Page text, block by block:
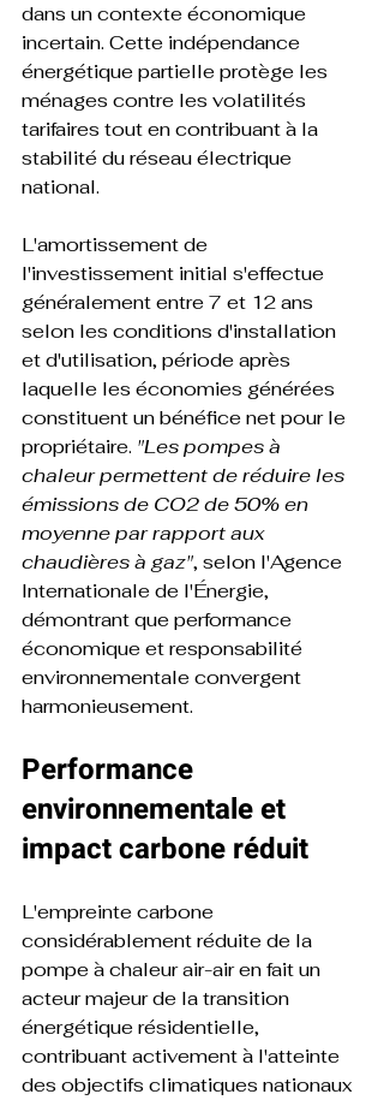
dans un contexte économique
incertain. Cette indépendance
énergétique partielle protège les
ménages contre les volatilités
tarifaires tout en contribuant à la
stabilité du réseau électrique
national.
L'amortissement de
l'investissement initial s'effectue
généralement entre 7 et 12 ans
selon les conditions d'installation
et d'utilisation, période après
laquelle les économies générées
constituent un bénéfice net pour le
propriétaire. "Les pompes à
chaleur permettent de réduire les
émissions de CO2 de 50% en
moyenne par rapport aux
chaudières à gaz", selon l'Agence
Internationale de l'Énergie,
démontrant que performance
économique et responsabilité
environnementale convergent
harmonieusement.
Performance
environnementale et
impact carbone réduit
L'empreinte carbone
considérablement réduite de la
pompe à chaleur air-air en fait un
acteur majeur de la transition
énergétique résidentielle,
contribuant activement à l'atteinte
des objectifs climatiques nationaux